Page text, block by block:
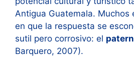
Antigua Guatemala. Muchos
en que la respuesta se
sutil pero corrosivo: el
Barquero, 2007).